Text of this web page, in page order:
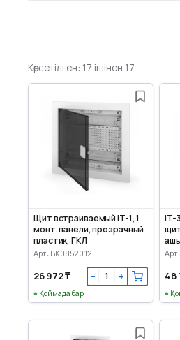
Көрсетілген: 17 ішінен 17
Щит встраиваемый IT-1, 1
монт. панели, прозрачный
пластик, ГКЛ
Арт: BK0852012I
26 972 ₸ − +
Қоймада бар
IT-
48